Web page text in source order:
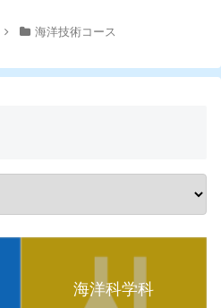
海洋技術コース
海洋科学科